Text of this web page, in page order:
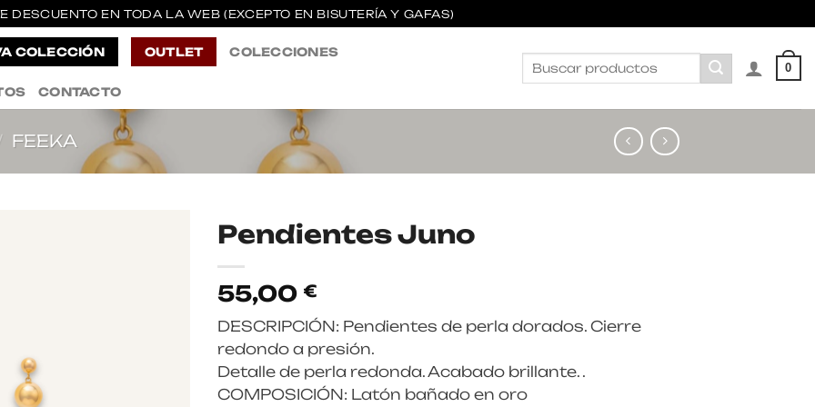
DESCUENTO EN TODA LA WEB (EXCEPTO EN BISUTERÍA Y GAFAS)
COLECCIÓN OUTLET COLECCIONES
CONTACTO
Buscar
0
FEEKA
Pendientes Juno
55,00 €
DESCRIPCIÓN: Pendientes de perla dorados. Cierre
redondo a presión.
Detalle de perla redonda. Acabado brillante. .
COMPOSICIÓN: Latón bañado en oro